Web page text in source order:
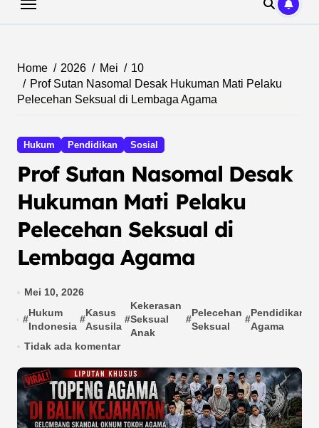
Home 2026 Mei
10
Prof Sutan Nasomal Desak Hukuman Mati Pelaku
Pelecehan Seksual di Lembaga Agama
Hukum Pendidikan Sosial
Prof Sutan Nasomal Desak
Hukuman Mati Pelaku
Pelecehan Seksual di
Lembaga Agama
Mei 10, 2026
#
Hukum
Indonesia
#
Kasus
Asusila
#
Kekerasan
Seksual
Anak
#
Pelecehan
Seksual
#
Pendidikan
Agama
Tidak ada komentar